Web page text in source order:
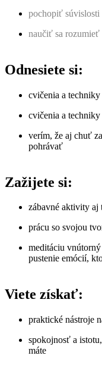
pochopiť súvislosti
naučiť sa rozumieť
Odnesiete si:
cvičenia a
cvičenia a
verím, že aj chuť
pohrávať
Zažijete si:
zábavné aktivity aj
prácu so svojou
meditáciu vnútorný
pustenie emócií,
Viete získať:
praktické nástroje
spokojnosť a
máte